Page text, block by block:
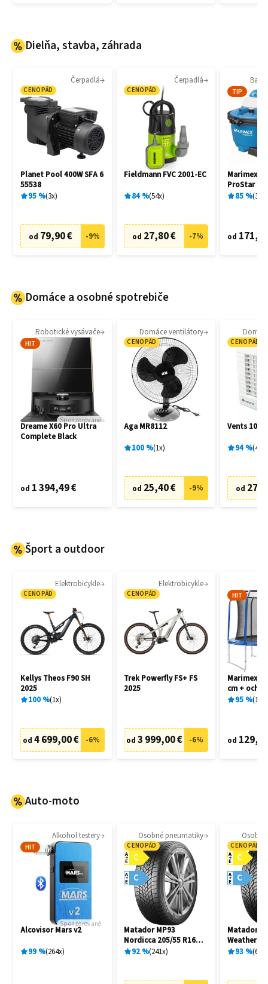
Dielňa, stavba, záhrada
Čerpadlá
CENOPÁD
Planet Pool 400W SFA 6
55538
95% 3x
od 79,90 € -9%
Čerpadlá
CENOPÁD
Fieldmann FVC 2001-EC
84% 54x
od 27,80 € -7%
TIP
Marimex
ProStar 6
filtrácia
85% 30
od
Domáce a osobné spotrebiče
Robotické vysávače
HIT
Sponzorované
Dreame X60 Pro Ultra
Complete Black
od 1 394,49 €
Domáce ventilátory
CENOPÁD
Aga MR8112
100% 1x
od 25,40 € -9%
CENOPÁD
Vents 100
94% 4
od
Šport a outdoor
Elektrobicykle
CENOPÁD
Kellys Theos F90 SH
2025
100% 1x
od 4 699,00 € -6%
Elektrobicykle
CENOPÁD
Trek Powerfly FS+ FS
2025
od 3 999,00 € -6%
HIT
Marimex
cm +
schodíky
95% 192
od
Auto-moto
Alkohol testery
HIT
Sponzorované
Alcovisor Mars v2
99% 264x
Osobné pneumatiky
CENOPÁD
C
A
E
C
A
E
Matador MP93
Nordicca 205/55 R16
91H
92% 241x
CENOPÁD
C
A
E
C
A
E
Matador
Weather
R16 91H
93% 69